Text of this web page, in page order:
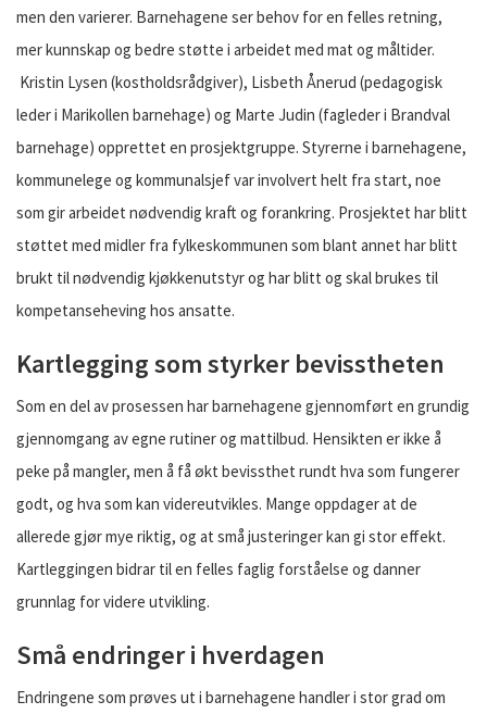
men den varierer. Barnehagene ser behov for en felles retning,
mer kunnskap og bedre støtte i arbeidet med mat og måltider.
Kristin Lysen (kostholdsrådgiver), Lisbeth Ånerud (pedagogisk
leder i Marikollen barnehage) og Marte Judin (fagleder i Brandval
barnehage) opprettet en prosjektgruppe. Styrerne i barnehagene,
kommunelege og kommunalsjef var involvert helt fra start, noe
som gir arbeidet nødvendig kraft og forankring. Prosjektet har blitt
støttet med midler fra fylkeskommunen som blant annet har blitt
brukt til nødvendig kjøkkenutstyr og har blitt og skal brukes til
kompetanseheving hos ansatte.
Kartlegging som styrker bevisstheten
Som en del av prosessen har barnehagene gjennomført en grundig
gjennomgang av egne rutiner og mattilbud. Hensikten er ikke å
peke på mangler, men å få økt bevissthet rundt hva som fungerer
godt, og hva som kan videreutvikles. Mange oppdager at de
allerede gjør mye riktig, og at små justeringer kan gi stor effekt.
Kartleggingen bidrar til en felles faglig forståelse og danner
grunnlag for videre utvikling.
Små endringer i hverdagen
Endringene som prøves ut i barnehagene handler i stor grad om